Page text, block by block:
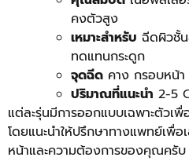
คงตัวสูง
เหมาะสำหรับ ฉีดผิวชั้
ทดแทนกระดูก
จุดฉีด คาง กรอบหน้
ปริมาณที่แนะนำ 2-5
แต่ละรุ่นมีการออกแบบเฉพาะตัว
โดยแนะนำให้ปรึกษาทางแพทย์เพื่อ
หน้าและความต้องการของคุณครับ